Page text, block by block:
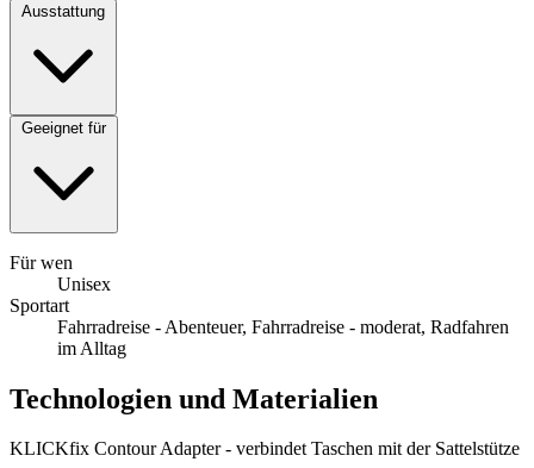
Ausstattung
Geeignet für
Für wen
Unisex
Sportart
Fahrradreise - Abenteuer, Fahrradreise - moderat, Radfahren
im Alltag
Technologien und Materialien
KLICKfix Contour Adapter - verbindet Taschen mit der Sattelstütze